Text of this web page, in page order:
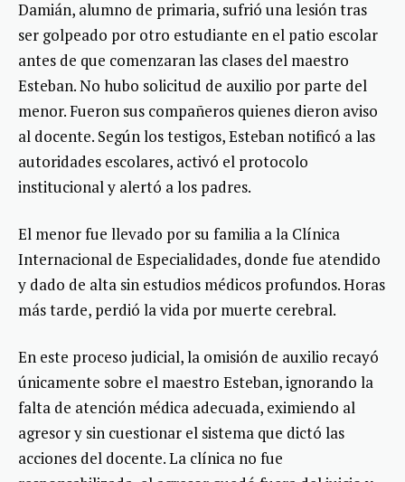
Damián, alumno de primaria, sufrió una lesión tras
ser golpeado por otro estudiante en el patio escolar
antes de que comenzaran las clases del maestro
Esteban. No hubo solicitud de auxilio por parte del
menor. Fueron sus compañeros quienes dieron aviso
al docente. Según los testigos, Esteban notificó a las
autoridades escolares, activó el protocolo
institucional y alertó a los padres.
El menor fue llevado por su familia a la Clínica
Internacional de Especialidades, donde fue atendido
y dado de alta sin estudios médicos profundos. Horas
más tarde, perdió la vida por muerte cerebral.
En este proceso judicial, la omisión de auxilio recayó
únicamente sobre el maestro Esteban, ignorando la
falta de atención médica adecuada, eximiendo al
agresor y sin cuestionar el sistema que dictó las
acciones del docente. La clínica no fue